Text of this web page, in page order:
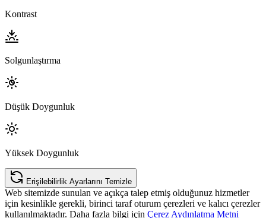
Kontrast
Solgunlaştırma
Düşük Doygunluk
Yüksek Doygunluk
Erişilebilirlik Ayarlarını Temizle
Web sitemizde sunulan ve açıkça talep etmiş olduğunuz hizmetler
için kesinlikle gerekli, birinci taraf oturum çerezleri ve kalıcı çerezler
kullanılmaktadır. Daha fazla bilgi için Çerez Aydınlatma Metni